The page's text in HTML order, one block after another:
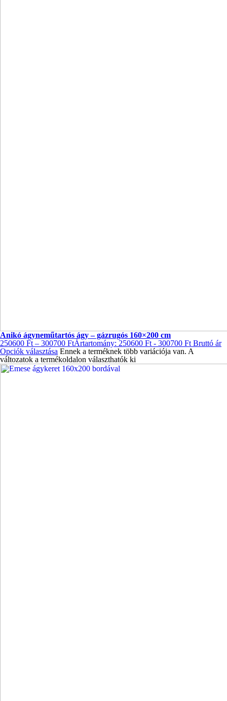
Anikó ágyneműtartós ágy – gázrugós 160×200 cm
250600 Ft – 300700 FtÁrtartomány: 250600 Ft - 300700 Ft Bruttó ár
Opciók választása Ennek a terméknek több variációja van. A
változatok a termékoldalon választhatók ki